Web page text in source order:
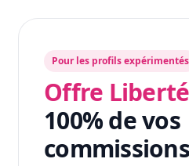
Pour les profils expérimentés
Offre
100% de vos